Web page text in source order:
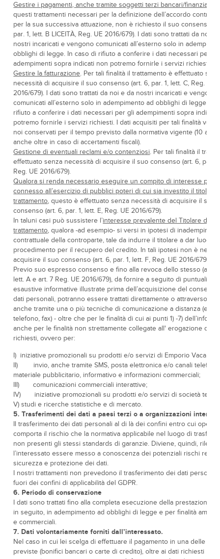
Gestire i pagamenti, anche tramite soggetti terzi bancari/finanziari
questi trattamenti necessari per la definizione dell’accordo
per la sua successiva attuazione, non è richiesto il suo consenso
par. 1, lett. B LICEITÀ, Reg. UE 2016/679). I dati sono trattati da noi e
nostri incaricati e vengono comunicati all’esterno solo in
obblighi di legge. In caso di rifiuto a conferire i dati necessari per gli
adempimenti sopra indicati non potremo fornirle i servizi richiesti.
Gestire la fatturazione. Per tali finalità il trattamento è effettuato
necessità di acquisire il suo consenso (art. 6, par. 1, lett. C, Reg. UE
2016/679). I dati sono trattati da noi e da nostri incaricati e vengono
comunicati all’esterno solo in adempimento ad obblighi di legge. In
rifiuto a conferire i dati necessari per gli adempimenti sopra indicati
potremo fornirle i servizi richiesti. I dati acquisiti per tali finalità
noi conservati per il tempo previsto dalla normativa vigente (10 anni
anche oltre in caso di accertamenti fiscali).
Gestione di eventuali reclami e/o contenziosi. Per tali finalità il
effettuato senza necessità di acquisire il suo consenso (art. 6, par.
Reg. UE 2016/679).
Qualora si renda necessario eseguire un compito di interesse
connesso all’esercizio di pubblici poteri di cui sia investito il titolare
trattamento, questo è effettuato senza necessità di acquisire il suo
consenso (art. 6, par. 1, lett. E, Reg. UE 2016/679).
In taluni casi può sussistere l’interesse prevalente del Titolare del
trattamento, qualora -ad esempio- si versi in ipotesi di
contrattuale della controparte, tale da indurre il titolare a dar luogo
procedimento per il recupero del credito. In tali ipotesi non è
acquisire il suo consenso (art. 6, par. 1, lett. F, Reg. UE 2016/679).
Previo suo espresso consenso e fino alla revoca dello stesso (art.
lett. A e art. 7 Reg. UE 2016/679), da fornire a seguito di puntuali ed
esaustive informative illustrate prima dell’acquisizione del
dati personali, potranno essere trattati direttamente o attraverso
anche tramite una o più tecniche di comunicazione a distanza (e-
telefono, fax) - oltre che per le finalità di cui ai punti 1) -7)
anche per le finalità non strettamente collegate all' erogazione dei
richiesti, ovvero per:
I) iniziative promozionali su prodotti e/o servizi di Emporio Vacanze
II) invio, anche tramite SMS, posta elettronica e/o canali
materiale pubblicitario, informativo e informazioni commerciali;
III) comunicazioni commerciali interattive;
IV) iniziative promozionali su prodotti e/o servizi di società terze;
V) studi e ricerche statistiche e di mercato.
5. Trasferimenti dei dati a paesi terzi o a organizzazioni
Il trasferimento dei dati personali al di là dei confini entro cui opera
comporta il rischio che la normativa applicabile nel luogo di
non presenti gli stessi standards di garanzie. Diviene, quindi,
l’interessato essere messo a conoscenza dei potenziali rischi
sicurezza e protezione dei dati.
I nostri trattamenti non prevedono il trasferimento dei dati personali
fuori dei confini di applicabilità del GDPR.
6. Periodo di conservazione
I dati sono trattati fino alla completa esecuzione della prestazione
in seguito, in adempimento ad obblighi di legge e per finalità
e commerciali.
7. Dati volontariamente forniti dall’interessato.
Nel caso in cui lei scelga di effettuare il pagamento in una delle
previste (bonifici bancari o carte di credito), oltre ai dati richiesti nel